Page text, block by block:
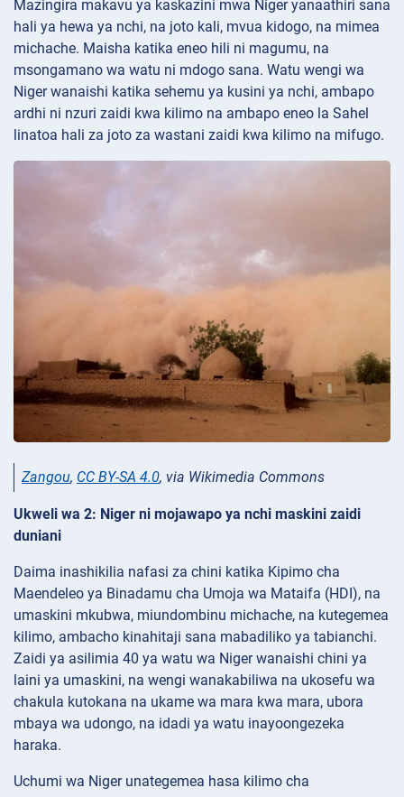
Mazingira makavu ya kaskazini mwa Niger yanaathiri sana
hali ya hewa ya nchi, na joto kali, mvua kidogo, na mimea
michache. Maisha katika eneo hili ni magumu, na
msongamano wa watu ni mdogo sana. Watu wengi wa
Niger wanaishi katika sehemu ya kusini ya nchi, ambapo
ardhi ni nzuri zaidi kwa kilimo na ambapo eneo la Sahel
linatoa hali za joto za wastani zaidi kwa kilimo na mifugo.
Zangou, CC BY-SA 4.0, via Wikimedia Commons
Ukweli wa 2: Niger ni mojawapo ya nchi maskini zaidi
duniani
Daima inashikilia nafasi za chini katika Kipimo cha
Maendeleo ya Binadamu cha Umoja wa Mataifa (HDI), na
umaskini mkubwa, miundombinu michache, na kutegemea
kilimo, ambacho kinahitaji sana mabadiliko ya tabianchi.
Zaidi ya asilimia 40 ya watu wa Niger wanaishi chini ya
laini ya umaskini, na wengi wanakabiliwa na ukosefu wa
chakula kutokana na ukame wa mara kwa mara, ubora
mbaya wa udongo, na idadi ya watu inayoongezeka
haraka.
Uchumi wa Niger unategemea hasa kilimo cha